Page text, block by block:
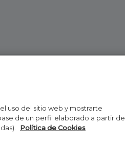
uso del sitio web y mostrarte
de un perfil elaborado a partir de
Política de Cookies